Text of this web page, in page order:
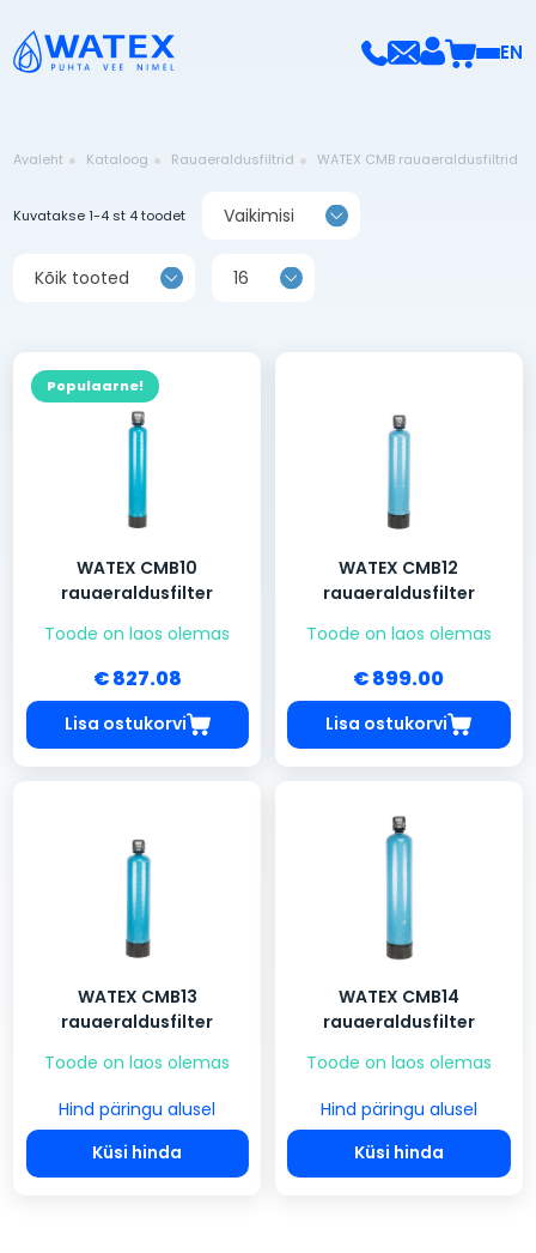
EN
Avaleht Kataloog Rauaeraldusfiltrid WATEX CMB rauaeraldusfiltrid
Kuvatakse 1-4 st 4 toodet Vaikimisi
Kõik tooted 16
Populaarne!
WATEX CMB10
rauaeraldusfilter
Toode on laos olemas
€ 827.08
Lisa ostukorvi
WATEX CMB12
rauaeraldusfilter
Toode on laos olemas
€ 899.00
Lisa ostukorvi
WATEX CMB13
rauaeraldusfilter
Toode on laos olemas
Hind päringu alusel
Küsi hinda
WATEX CMB14
rauaeraldusfilter
Toode on laos olemas
Hind päringu alusel
Küsi hinda